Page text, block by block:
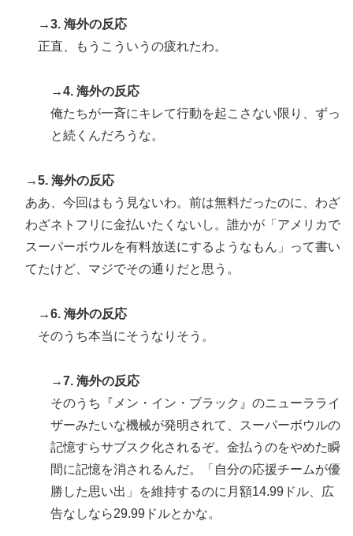
かる数字に海外が大騒ぎ
▶ 外国人「アジア杯で優勝するんだ」日本代表、W杯ポッ
に！アメリカ人もポット1争いに熱視線！【海外の反
応】
軽飛行機が屋根すれすれを抜けて飛行場へ、車輪を出さ
きた」【海外の反応】
▶ ぺこぱ松蔭寺「みんな右とか左とか拘りすぎ。思想関係
なく応援しようよ」
→3. 海外の反応
正直、もうこういうの疲れたわ。
→4. 海外の反応
俺たちが一斉にキレて行動を起こさない限り、ずっ
と続くんだろうな。
→5. 海外の反応
ああ、今回はもう見ないわ。前は無料だったのに、わざ
わざネトフリに金払いたくないし。誰かが「アメリカで
スーパーボウルを有料放送にするようなもん」って書い
てたけど、マジでその通りだと思う。
→6. 海外の反応
そのうち本当にそうなりそう。
→7. 海外の反応
そのうち『メン・イン・ブラック』のニューラライ
ザーみたいな機械が発明されて、スーパーボウルの
記憶すらサブスク化されるぞ。金払うのをやめた瞬
間に記憶を消されるんだ。「自分の応援チームが優
勝した思い出」を維持するのに月額14.99ドル、広
告なしなら29.99ドルとかな。